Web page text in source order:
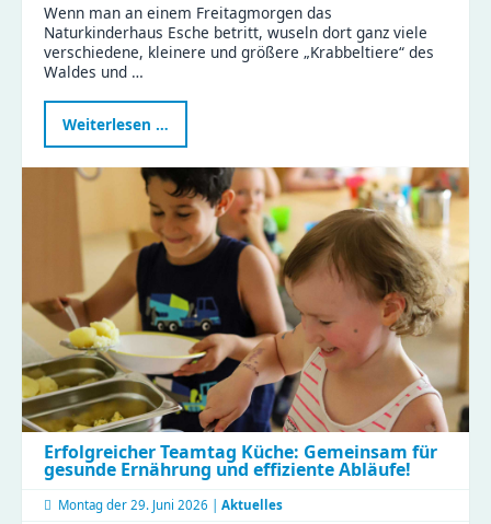
Wenn man an einem Freitagmorgen das
Naturkinderhaus Esche betritt, wuseln dort ganz viele
verschiedene, kleinere und größere „Krabbeltiere“ des
Waldes und …
Weiterlesen …
im
Esche
Erfolgreicher Teamtag Küche: Gemeinsam für
gesunde Ernährung und effiziente Abläufe!
Montag der 29. Juni 2026 | Aktuelles